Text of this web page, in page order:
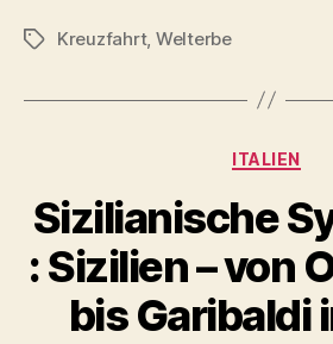
Schlagwörter
Kreuzfahrt, Welterbe
ITALIEN
Sizilianische
: Sizilien – von
bis Garibaldi